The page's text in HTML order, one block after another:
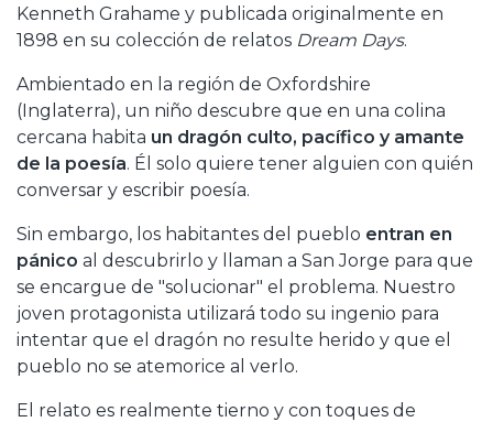
Kenneth Grahame y publicada originalmente en
1898 en su colección de relatos Dream Days.
Ambientado en la región de Oxfordshire
(Inglaterra), un niño descubre que en una colina
cercana habita un dragón culto, pacífico y amante
de la poesía. Él solo quiere tener alguien con quién
conversar y escribir poesía.
Sin embargo, los habitantes del pueblo entran en
pánico al descubrirlo y llaman a San Jorge para que
se encargue de "solucionar" el problema. Nuestro
joven protagonista utilizará todo su ingenio para
intentar que el dragón no resulte herido y que el
pueblo no se atemorice al verlo.
El relato es realmente tierno y con toques de